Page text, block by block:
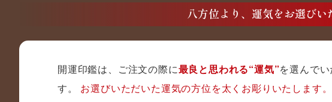
八方位より、運気をお選び
開運印鑑は、ご注文の際に最良と思われる“運気”を選んでい
す。 お選びいただいた運気の方位を太くお彫りいたします。